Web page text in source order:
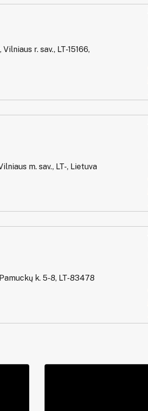
r. sav., LT-15166,
m. sav., LT-, Lietuva
k. 5-8, LT-83478